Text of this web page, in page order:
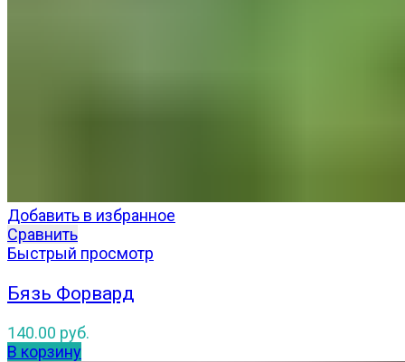
Добавить в избранное
Сравнить
Быстрый просмотр
Бязь Форвард
140.00 руб.
В корзину